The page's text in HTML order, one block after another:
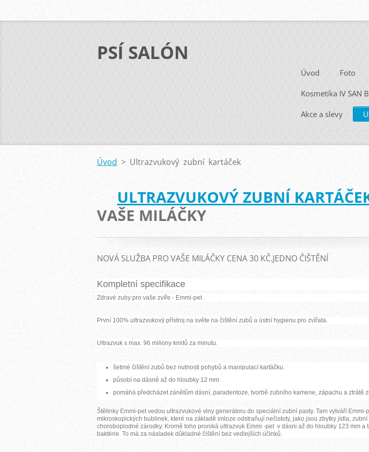
PSÍ SALÓN
Úvod Foto
Kosmetika IV SAN
Akce a slevy
Úvod > Ultrazvukový zubní kartáček
ULTRAZVUKOVÝ ZUBNÍ
VAŠE MILÁČKY
NOVÁ SLUŽBA PRO VAŠE MILÁČKY CENA 30 KČ.JEDNO ČIŠTĚNÍ
Kompletní specifikace
Zdravé zuby pro vaše zvíře - Emmi-pet .
První 100% ultrazvukový přístroj na světe na čištění zubů a ústní hygienu pro zvířata.
Ultrazvuk s max. 96 miliony kmitů za minutu.
šetrné čištění zubů bez nutnosti pohybů a manipulací kartáčku.
působí na dásně až do hloubky 12 mm
pomáhá předcházet zánětům dásní, paradentoze, tvorbě zubního kamene, zápachu a ztrátě
Štětinky Emmi-pet vedou ultrazvukové vlny generátoru do speciální zubní pasty. Tam vytváří
mikroskopických bublinek, které na základě imloze odstraňují nečistoty, jako jsou zbytky jídla, zubní
choroboplodné zárodky. Kromě toho proniká ultrazvuk Emmi -pet v dásni až do hloubky 123 mm a
baktérie. To má za násladek důkladné čištění bez vedlejších účinků.